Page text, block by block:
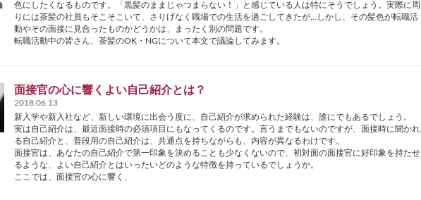
色にしたくなるものです。「黒髪のままじゃつまらない！」と感じている人は特にそうでしょう。実際に周
りには茶髪の社員もそこそこいて、さりげなく職場での生活を過ごしてきたが…しかし、その髪色が転職活
動やその面接に見合ったものかどうかは、まったく別の問題です。
転職活動中の皆さん、茶髪のOK・NGについて本文で議論してみます。
面接官の心に響くよい自己紹介とは？
2018.06.13
新入学や新入社など、新しい環境に出会う度に、自己紹介が求められた経験は、誰にでもあるでしょう。
実は自己紹介は、最近面接時の必須項目にもなってくるのです。言うまでもないのですが、面接時に聞かれ
る自己紹介と、普段用の自己紹介は、共通点を持ちながらも、内容が異なるわけです。
面接官は、あなたの自己紹介で第一印象を決めることも少なくないので、初対面の面接官に好印象を持たせ
るような、よい自己紹介とはいったいどのような特徴を持っているでしょうか。
ここでは、面接官の心に響く、